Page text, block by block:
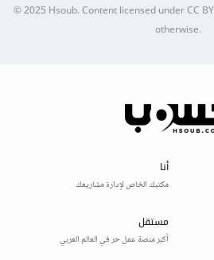
© 2025Hsoub.Content licensed underCC
otherwise.